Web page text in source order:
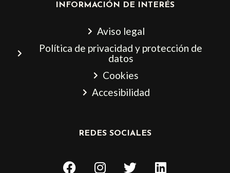
INFORMACIÓN DE INTERÉS
Aviso legal
Política de privacidad y protección de
datos
Cookies
Accesibilidad
REDES SOCIALES
F
I
T
L